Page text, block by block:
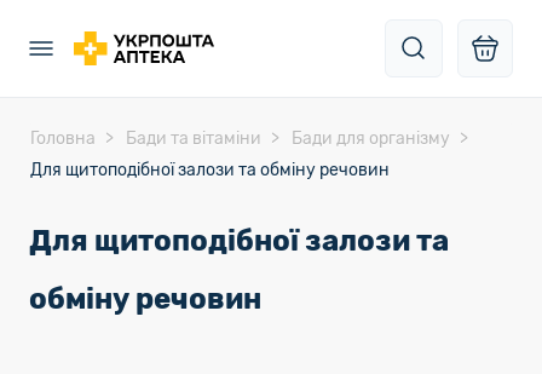
Головна Бади та вітаміни
Бади для організму
Для щитоподібної залози та обміну речовин
Для щитоподібної залози та
обміну речовин